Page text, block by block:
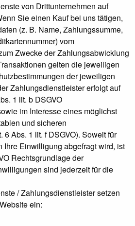
von Drittunternehmen auf
Sie einen Kauf bei uns tätigen,
(z. B. Name, Zahlungssumme,
vom
Zwecke der Zahlungsabwicklung
gelten die jeweiligen
der jeweiligen
Zahlungsdienstleister erfolgt auf
1 lit. b DSGVO
im Interesse eines möglichst
und sicheren
6 Abs. 1 lit. f DSGVO). Soweit für
Ihre Einwilligung abgefragt wird, ist
Rechtsgrundlage der
sind jederzeit für die
/ Zahlungsdienstleister setzen
ein: